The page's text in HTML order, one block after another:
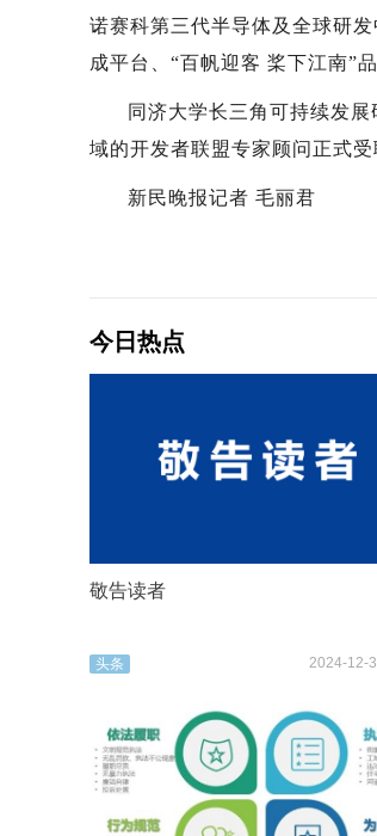
诺赛科第三代半导体及全球研
成平台、“百帆迎客 桨下江南”
同济大学长三角可持续发
域的开发者联盟专家顾问正式
新民晚报记者 毛丽君
今日热点
敬告读者
头条 2024-12-